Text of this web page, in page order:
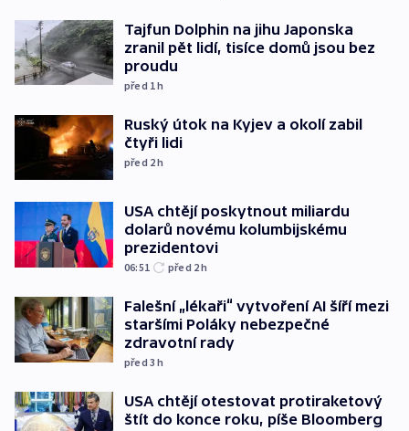
Tajfun Dolphin na jihu Japonska
zranil pět lidí, tisíce domů jsou bez
proudu
před 1h
Ruský útok na Kyjev a okolí zabil
čtyři lidi
před 2h
USA chtějí poskytnout miliardu
dolarů novému kolumbijskému
prezidentovi
06:51 před 2h
Falešní „lékaři“ vytvoření AI šíří mezi
staršími Poláky nebezpečné
zdravotní rady
před 3h
USA chtějí otestovat protiraketový
štít do konce roku, píše Bloomberg